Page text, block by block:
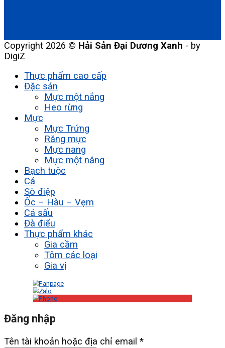
Copyright 2026 © Hải Sản Đại Dương Xanh - by
DigiZ
Thực phẩm cao cấp
Đặc sản
Mực một nắng
Heo rừng
Mực
Mực Trứng
Răng mực
Mực nang
Mực một nắng
Bạch tuộc
Cá
Sò điệp
Ốc – Hàu – Vẹm
Cá sấu
Đà điểu
Thực phẩm khác
Gia cầm
Tôm các loại
Gia vị
Đăng nhập
Tên tài khoản hoặc địa chỉ email *